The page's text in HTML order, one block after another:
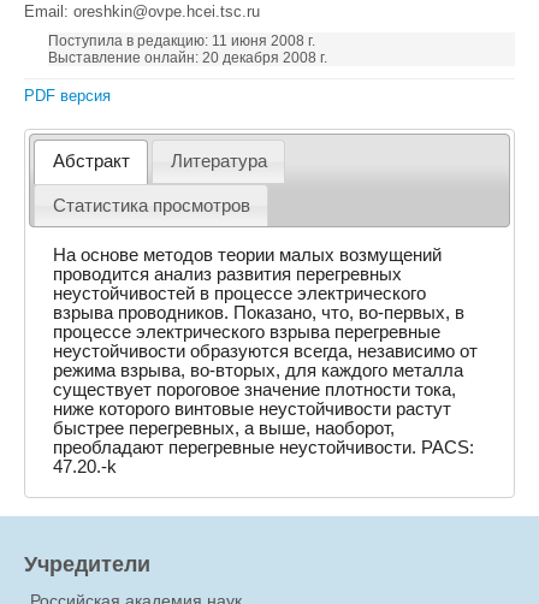
Email: oreshkin@ovpe.hcei.tsc.ru
Поступила в редакцию: 11 июня 2008 г.
Выставление онлайн: 20 декабря 2008 г.
PDF версия
Абстракт Литература
Статистика просмотров
На основе методов теории малых возмущений
проводится анализ развития перегревных
неустойчивостей в процессе электрического
взрыва проводников. Показано, что, во-первых, в
процессе электрического взрыва перегревные
неустойчивости образуются всегда, независимо от
режима взрыва, во-вторых, для каждого металла
существует пороговое значение плотности тока,
ниже которого винтовые неустойчивости растут
быстрее перегревных, а выше, наоборот,
преобладают перегревные неустойчивости. PACS:
47.20.-k
Учредители